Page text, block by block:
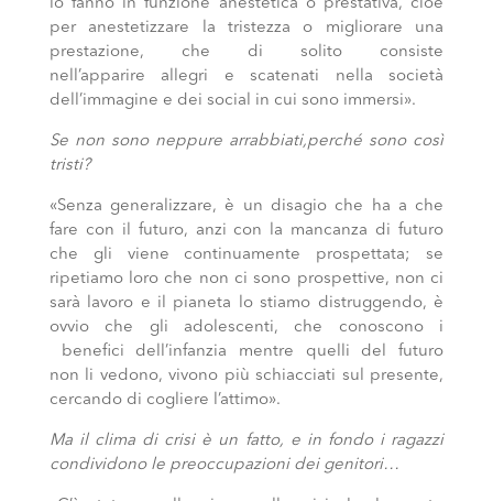
lo fanno in funzione anestetica o prestativa, cioè
per anestetizzare la tristezza o migliorare una
prestazione, che di solito consiste
nell’apparire allegri e scatenati nella società
dell’immagine e dei social in cui sono immersi».
Se non sono neppure arrabbiati,perché sono così
tristi?
«Senza generalizzare, è un disagio che ha a che
fare con il futuro, anzi con la mancanza di futuro
che gli viene continuamente prospettata; se
ripetiamo loro che non ci sono prospettive, non ci
sarà lavoro e il pianeta lo stiamo distruggendo, è
ovvio che gli adolescenti, che conoscono i
benefici dell’infanzia mentre quelli del futuro
non li vedono, vivono più schiacciati sul presente,
cercando di cogliere l’attimo».
Ma il clima di crisi è un fatto, e in fondo i ragazzi
condividono le preoccupazioni dei genitori…